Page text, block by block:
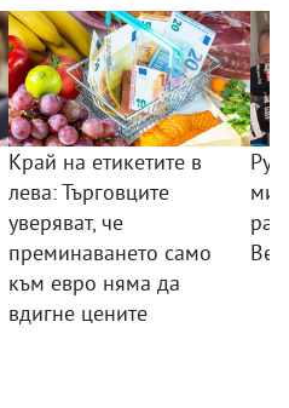
Край на етикетите в
лева: Търговците
уверяват, че
преминаването само
към евро няма да
вдигне цените